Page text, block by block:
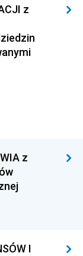
z
z
I